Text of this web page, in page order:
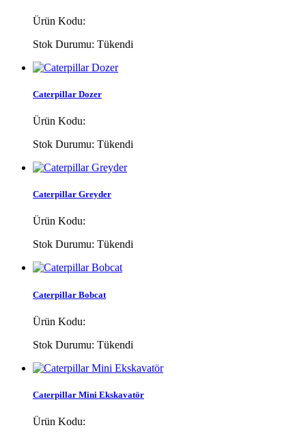
Ürün Kodu:
Stok Durumu: Tükendi
Caterpillar Dozer
Ürün Kodu:
Stok Durumu: Tükendi
Caterpillar Greyder
Ürün Kodu:
Stok Durumu: Tükendi
Caterpillar Bobcat
Ürün Kodu:
Stok Durumu: Tükendi
Caterpillar Mini Ekskavatör
Ürün Kodu: